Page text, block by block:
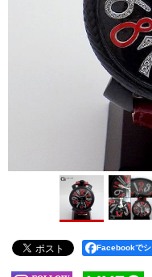
Facebookでシ